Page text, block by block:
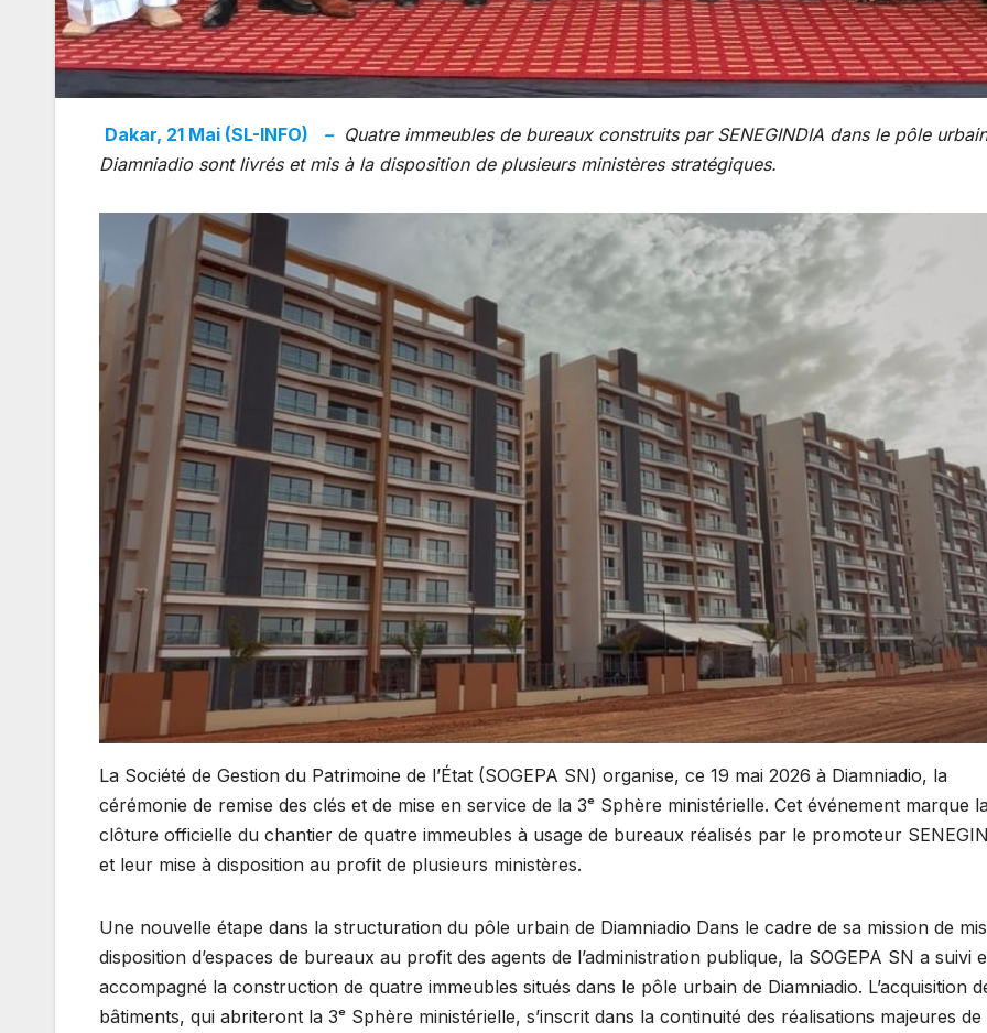
Dakar, 21 Mai (SL-INFO) – Quatre immeubles de bureaux construits par SENEGINDIA dans le pôle
Diamniadio sont livrés et mis à la disposition de plusieurs ministères stratégiques.
La Société de Gestion du Patrimoine de l’État (SOGEPA SN) organise, ce 19 mai 2026 à Diamniadio, la
cérémonie de remise des clés et de mise en service de la 3ᵉ Sphère ministérielle. Cet événement marque
clôture officielle du chantier de quatre immeubles à usage de bureaux réalisés par le promoteur
et leur mise à disposition au profit de plusieurs ministères.
Une nouvelle étape dans la structuration du pôle urbain de Diamniadio Dans le cadre de sa mission de
disposition d’espaces de bureaux au profit des agents de l’administration publique, la SOGEPA SN a suivi
accompagné la construction de quatre immeubles situés dans le pôle urbain de Diamniadio. L’acquisition
bâtiments, qui abriteront la 3ᵉ Sphère ministérielle, s’inscrit dans la continuité des réalisations majeures de